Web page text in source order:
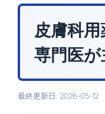
皮膚科用
専門医
最終更新日: 2026-05-12